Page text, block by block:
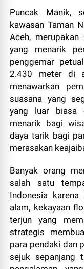
Puncak Manik,
kawasan Taman
Aceh,
yang menarik
penggemar
2.430 meter di
menawarkan
suasana yang
yang luar biasa
menarik bagi
daya tarik bagi
merasakan
Banyak orang
salah satu
Indonesia
alam, kekayaan
terjun yang
strategis
para pendaki dan
sejuk sepanjang